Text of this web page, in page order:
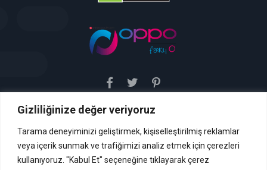
Gizliliğinize değer veriyoruz
Tarama deneyiminizi geliştirmek, kişiselleştirilmiş reklamlar
veya içerik sunmak ve trafiğimizi analiz etmek için çerezleri
kullanıyoruz. "Kabul Et" seçeneğine tıklayarak çerez
Sitemiz uyar / kaldır prensibini benimsemiştir. Sitemiz,
hizmetini vermektedir. Bu yasaya göre, Site yönetimi
hukuka aykırı içerikleri kontrol etme yükümlülüğü yoktur. Bu
nedenle, web sitemiz uyar / kaldır prensibini
benimsemiştir ve kullanmaktadır. (